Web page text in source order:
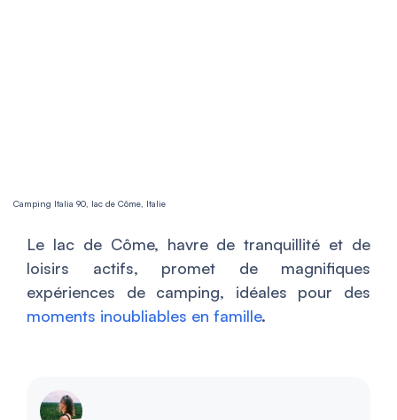
Camping Italia 90, lac de Côme, Italie
Le lac de Côme, havre de tranquillité et de
loisirs actifs, promet de magnifiques
expériences de camping, idéales pour des
moments inoubliables en famille.